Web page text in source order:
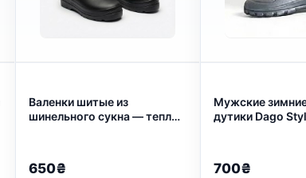
Валенки шитые из
шинельного сукна — тепло
650₴
Мужские
дутики Dago
700₴